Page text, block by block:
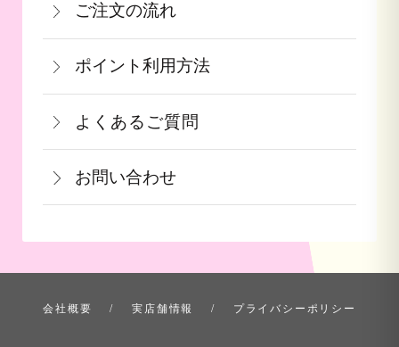
≪デビットカードを御使用の場合≫
カードの特性上、ご注文時点でお支払い
となっております。
果物など収穫時期までお時間を頂く商品
も御座いますこと、ご了承くださいま
せ。
詳しくはこちら
るいはご注文と違う商品が届いた場合
は、お手数ですが商品到着後３日以内に
当店までご連絡下さい。
の備考欄にてお知らせ下さい。なお、お
支払い方法にて領収書の形態が異なりま
す。
ご注文の流れ
一部出荷が遅れる商品に関してはメール
にて納期のご連絡をいたします。
青果ギフト対応商品につきましてはお届
け日の指定ができかねます。予めご了承
ください。
ポイント利用方法
会員登録をされたお客様はポイントを利
用できます。ご注文画面の「お支払い方
法選択」画面にて、ポイント利用を入力
することができます。店舗では利用でき
ません。
詳しくはこちら
よくあるご質問
お問い合わせ
会社概要 実店舗情報 プライバシーポリシー